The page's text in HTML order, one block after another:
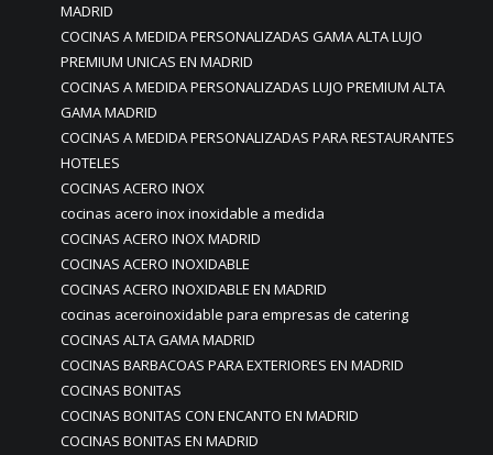
MADRID
COCINAS A MEDIDA PERSONALIZADAS GAMA ALTA LUJO
PREMIUM UNICAS EN MADRID
COCINAS A MEDIDA PERSONALIZADAS LUJO PREMIUM ALTA
GAMA MADRID
COCINAS A MEDIDA PERSONALIZADAS PARA RESTAURANTES
HOTELES
COCINAS ACERO INOX
cocinas acero inox inoxidable a medida
COCINAS ACERO INOX MADRID
COCINAS ACERO INOXIDABLE
COCINAS ACERO INOXIDABLE EN MADRID
cocinas aceroinoxidable para empresas de catering
COCINAS ALTA GAMA MADRID
COCINAS BARBACOAS PARA EXTERIORES EN MADRID
COCINAS BONITAS
COCINAS BONITAS CON ENCANTO EN MADRID
COCINAS BONITAS EN MADRID